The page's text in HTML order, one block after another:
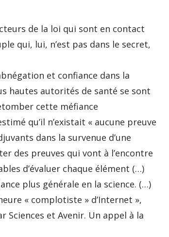
de la loi qui sont en contact
qui, lui, n’est pas dans le secret,
et confiance dans la
hautes autorités de santé se sont
cette méfiance
qu’il n’existait « aucune preuve
dans la survenue d’une
des preuves qui vont à l’encontre
d’évaluer chaque élément (…)
plus générale en la science. (…)
« complotiste » d’Internet »,
Sciences et Avenir. Un appel à la